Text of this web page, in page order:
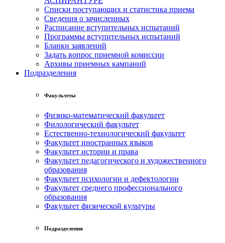
Списки поступающих и статистика приема
Сведения о зачисленных
Расписание вступительных испытаний
Программы вступительных испытаний
Бланки заявлений
Задать вопрос приемной комиссии
Архивы приемных кампаний
Подразделения
Факультеты
Физико-математический факультет
Филологический факультет
Естественно-технологический факультет
Факультет иностранных языков
Факультет истории и права
Факультет педагогического и художественного
образования
Факультет психологии и дефектологии
Факультет среднего профессионального
образования
Факультет физической культуры
Подразделения